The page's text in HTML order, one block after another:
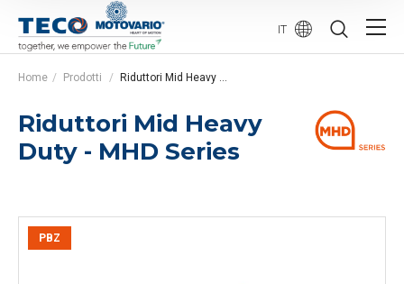
IT
Home Prodotti Riduttori Mid Heavy Duty - MHD Series
Riduttori Mid Heavy
Duty - MHD Series
PBZ